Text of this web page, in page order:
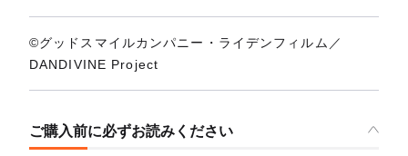
©グッドスマイルカンパニー・ライデンフィルム／
DANDIVINE Project
ご購入前に必ずお読みください